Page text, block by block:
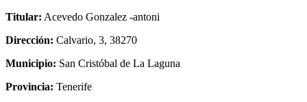
Titular: Acevedo Gonzalez -antoni
Dirección: Calvario, 3, 38270
Municipio: San Cristóbal de La Laguna
Provincia: Tenerife